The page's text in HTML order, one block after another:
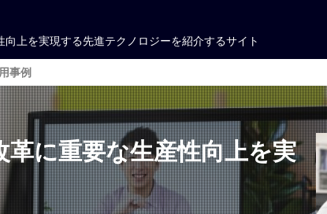
向上を実現する先進テクノロジーを紹介するサイト
事例
に重要な生産性向上を実